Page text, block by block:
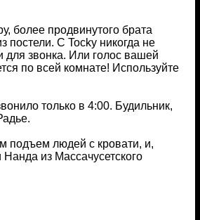
более продвинутого брата
постели. С Tocky никогда не
для звонка. Или голос вашей
по всей комнате! Используйте
только в 4:00. Будильник,
подъем людей с кровати, и,
из Массачусетского